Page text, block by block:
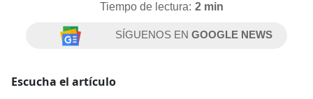
Tiempo de lectura: 2 min
SÍGUENOS ENGOOGLE NEWS
Escucha el artículo